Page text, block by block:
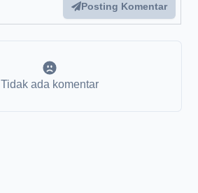
Posting Komentar
Tidak ada komentar